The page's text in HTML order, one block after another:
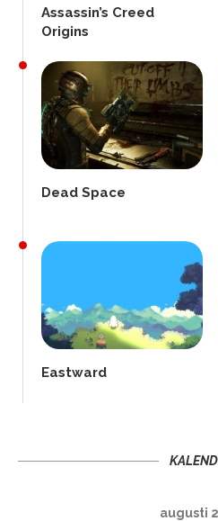
Assassin’s Creed
Origins
Dead Space
Eastward
augusti